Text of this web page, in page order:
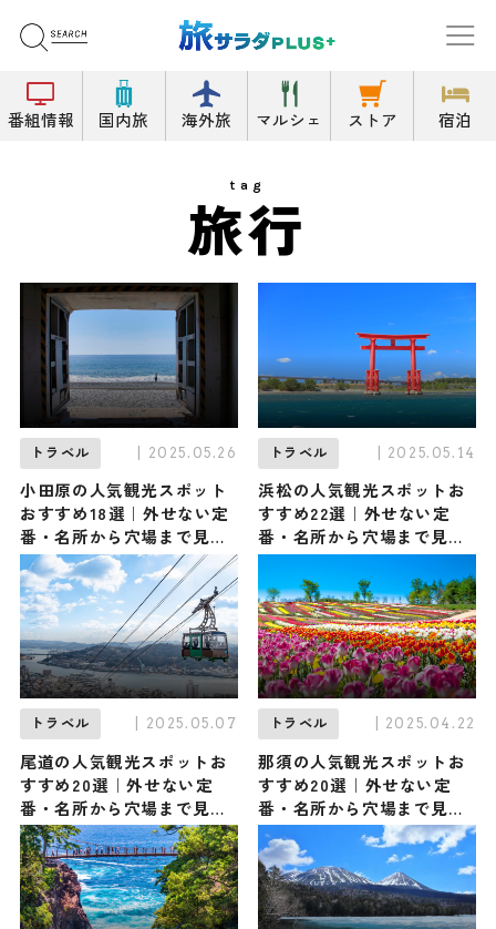
番組情報 国内旅 海外旅 マルシェ ストア 宿泊
tag
旅行
トラベル | 2025.05.26
小田原の人気観光スポット
おすすめ18選｜外せない定
番・名所から穴場まで見ど
ころ満載の観光地を紹介
トラベル | 2025.05.14
浜松の人気観光スポットお
すすめ22選｜外せない定
番・名所から穴場まで見ど
ころ満載の観光地を紹介
トラベル | 2025.05.07
尾道の人気観光スポットお
すすめ20選｜外せない定
番・名所から穴場まで見ど
ころ満載の観光地を紹介
トラベル | 2025.04.22
那須の人気観光スポットお
すすめ20選｜外せない定
番・名所から穴場まで見ど
ころ満載の観光地を紹介